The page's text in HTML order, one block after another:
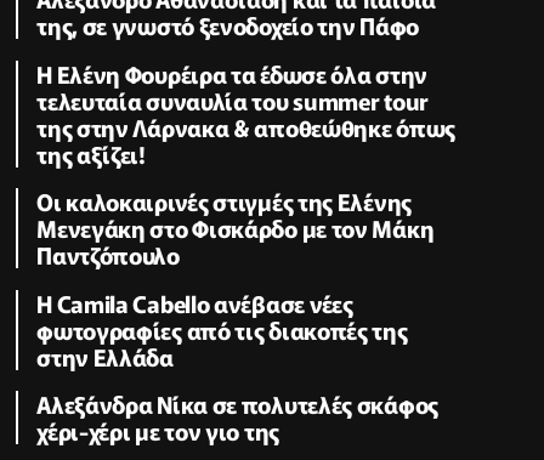
της, σε γνωστό ξενοδοχείο την Πάφο
Η Ελένη Φουρέιρα τα έδωσε όλα στην
τελευταία συναυλία του summer tour
της στην Λάρνακα & αποθεώθηκε όπως
της αξίζει!
Oι καλοκαιρινές στιγμές της Ελένης
Μενεγάκη στο Φισκάρδο με τον Μάκη
Παντζόπουλο
Η Camila Cabello ανέβασε νέες
φωτογραφίες από τις διακοπές της
στην Ελλάδα
Αλεξάνδρα Νίκα σε πολυτελές σκάφος
χέρι-χέρι με τον γιο της